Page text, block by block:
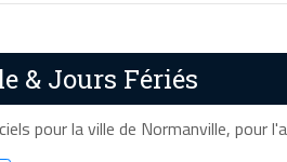
& Jours Fériés
pour la ville de Normanville, pour